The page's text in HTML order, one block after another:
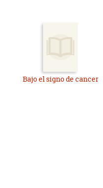
Bajo el signo de cancer